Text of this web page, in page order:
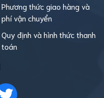
Phương thức giao hàng và
phí vận chuyển
Quy định và hình thức thanh
toán